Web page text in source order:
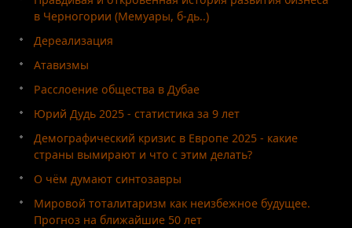
в Черногории (Мемуары, б-дь..)
Дереализация
Атавизмы
Расслоение общества в Дубае
Юрий Дудь 2025 - статистика за 9 лет
Демографический кризис в Европе 2025 - какие
страны вымирают и что с этим делать?
О чём думают синтозавры
Мировой тоталитаризм как неизбежное будущее.
Прогноз на ближайшие 50 лет